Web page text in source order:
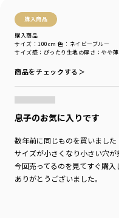
購入商品
購入商品
サイズ感 ：ぴったり 生地の厚さ ：やや
サイズ：100cm 色：ネイビーブルー
商品をチェックする＞
息子のお気に入りです
数年前に同じものを買いました
サイズが小さくなり小さい穴
今回売ってるのを見てすぐ購
ありがとうございました。